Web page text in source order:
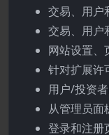
交易、用户
交易、用户
网站设置、
针对扩展许
用户/投资
从管理员面
登录和注册